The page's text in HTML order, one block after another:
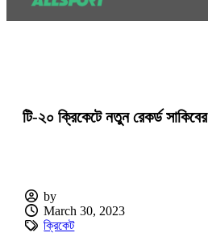
টি-২০ ক্রিকেটে নতুন রেকর্ড সাকিবের
by
March 30, 2023
ক্রিকেট